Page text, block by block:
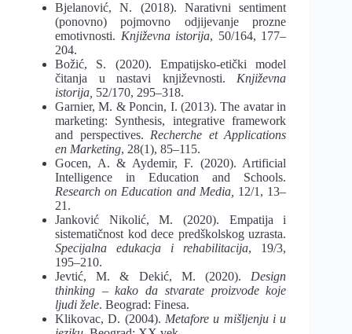
Bjelanović, N. (2018). Narativni sentiment
(ponovno) pojmovno odjijevanje prozne
emotivnosti. Književna istorija, 50/164, 177–
204.
Božić, S. (2020). Empatijsko-etički model
čitanja u nastavi književnosti. Književna
istorija, 52/170, 295–318.
Garnier, M. & Poncin, I. (2013). The avatar in
marketing: Synthesis, integrative framework
and perspectives. Recherche et Applications
en Marketing, 28(1), 85–115.
Gocen, A. & Aydemir, F. (2020). Artificial
Intelligence in Education and Schools.
Research on Education and Media, 12/1, 13–
21.
Janković Nikolić, M. (2020). Empatija i
sistematičnost kod dece predškolskog uzrasta.
Specijalna edukacja i rehabilitacija, 19/3,
195–210.
Jevtić, M. & Dekić, M. (2020). Design
thinking – kako da stvarate proizvode koje
ljudi žele. Beograd: Finesa.
Klikovac, D. (2004). Metafore u mišljenju i u